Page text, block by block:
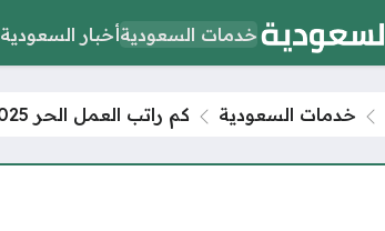
خدمات السعوديةأخبار السعودية
خدمات السعودية كم راتب العمل الحر 2025